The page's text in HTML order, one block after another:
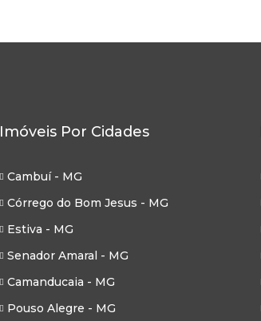
Imóveis Por Cidades
Cambuí - MG
Córrego do Bom Jesus - MG
Estiva - MG
Senador Amaral - MG
Camanducaia - MG
Pouso Alegre - MG